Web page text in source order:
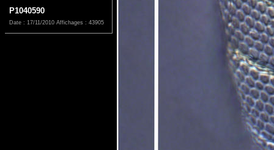
P1040590
Date : 17/11/2010 Affichages : 43905